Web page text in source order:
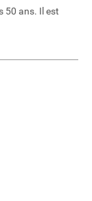
50 ans. Il est